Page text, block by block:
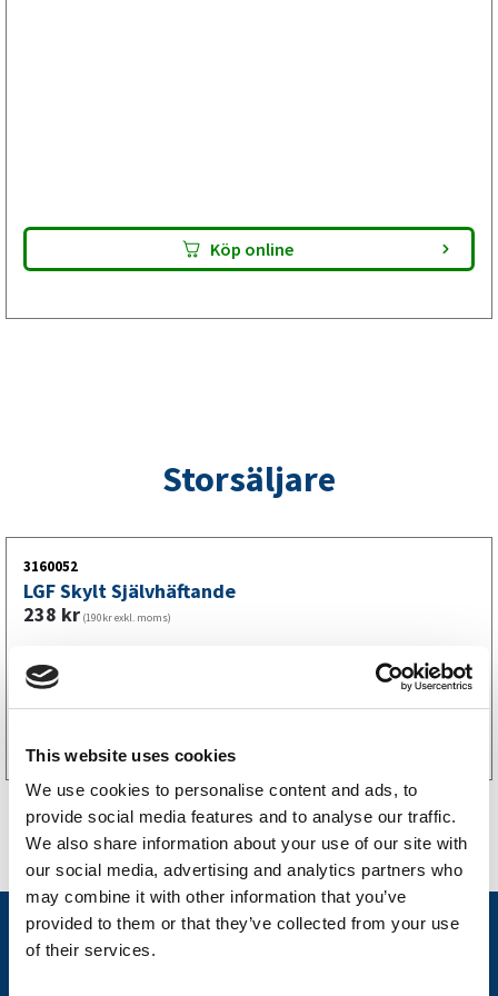
This website uses cookies
We use cookies to personalise content and ads, to
provide social media features and to analyse our traffic.
We also share information about your use of our site with
our social media, advertising and analytics partners who
may combine it with other information that you’ve
provided to them or that they’ve collected from your use
of their services.
Köp online
Storsäljare
3160052
LGF Skylt Självhäftande
238 kr (190kr exkl. moms)
Köp online
Nyheter